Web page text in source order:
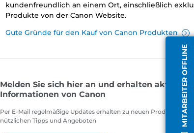
MITARBEITER OFFLINE
kundenfreundlich an einem Ort, einschließlich
Produkte von der Canon Website.
Gute Gründe für den Kauf von Canon Produkten
Melden Sie sich hier an und erhalten aktuelle
Informationen von Canon
Per E-Mail regelmäßige Updates erhalten zu neuen Produkten,
nützlichen Tipps und Angeboten